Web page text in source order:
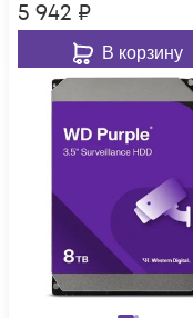
5 942 ₽
В корзину